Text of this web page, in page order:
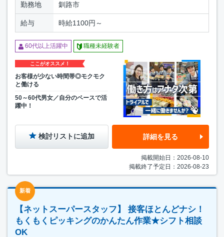
勤務地 釧路市
給与 時給1100円～
60代以上活躍中 職種未経験者
ここがオススメ！
お客様が少ない時間帯◎モクモク
と働ける
50～60代男女／自分のペースで活
躍中！
検討リストに追加 詳細を見る
掲載開始日：2026-08-10
掲載終了予定日：2026-08-23
新着
【ネットスーパースタッフ】 接客ほとんどナシ！
もくもくピッキングのかんたん作業★シフト相談
OK